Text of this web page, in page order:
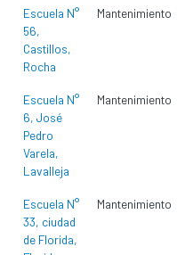
Escuela N°
56,
Castillos,
Rocha
Mantenimiento
Escuela N°
6, José
Pedro
Varela,
Lavalleja
Mantenimiento
Escuela N°
33, ciudad
de Florida,
Mantenimiento